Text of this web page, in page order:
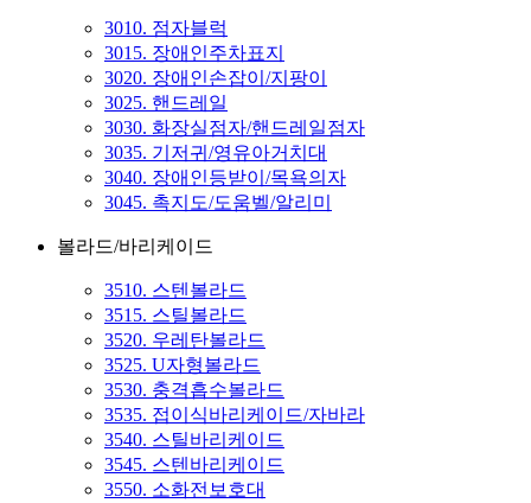
3010. 점자블럭
3015. 장애인주차표지
3020. 장애인손잡이/지팡이
3025. 핸드레일
3030. 화장실점자/핸드레일점자
3035. 기저귀/영유아거치대
3040. 장애인등받이/목욕의자
3045. 촉지도/도움벨/알리미
볼라드/바리케이드
3510. 스텐볼라드
3515. 스틸볼라드
3520. 우레탄볼라드
3525. U자형볼라드
3530. 충격흡수볼라드
3535. 접이식바리케이드/자바라
3540. 스틸바리케이드
3545. 스텐바리케이드
3550. 소화전보호대